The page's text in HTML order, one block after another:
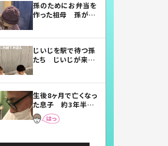
孫のためにお弁当を
作った祖母 孫が絶
じいじを駅で待つ孫
たち じいじが来た
まらない」「幸せにな
れる」
生後8ヶ月で亡くなっ
た息子 約3年半
後、当時の妻の日記
に書いてあった本音